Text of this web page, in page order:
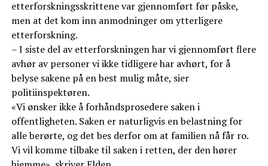
etterforskningsskrittene var gjennomført før påske,
men at det kom inn anmodninger om ytterligere
etterforskning.
– I siste del av etterforskningen har vi gjennomført flere
avhør av personer vi ikke tidligere har avhørt, for å
belyse sakene på en best mulig måte, sier
politiinspektøren.
«Vi ønsker ikke å forhåndsprosedere saken i
offentligheten. Saken er naturligvis en belastning for
alle berørte, og det bes derfor om at familien nå får ro.
Vi vil komme tilbake til saken i retten, der den hører